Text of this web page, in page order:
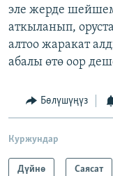
эле жерде
аткыланып,
алтоо жаракат
абалы өтө оор
Бөлүшүңүз
Куржундар
Дүйнө Саясат